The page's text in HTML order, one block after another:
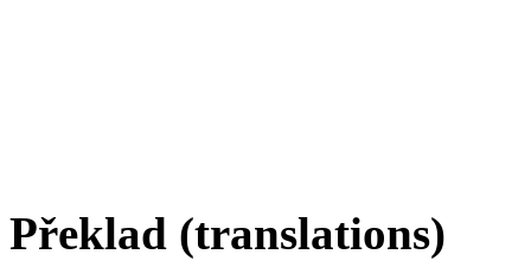
Překlad (translations)